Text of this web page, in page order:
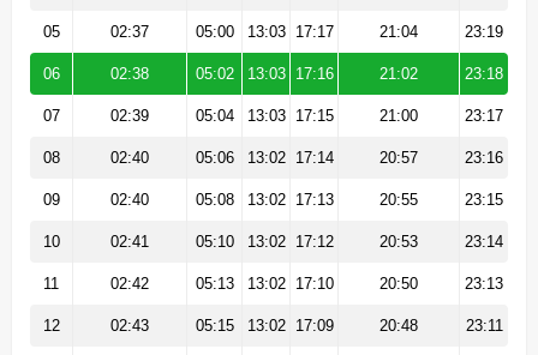
05 02:37 05:00 13:03 17:17 21:04 23:19
06 02:38 05:02 13:03 17:16 21:02 23:18
07 02:39 05:04 13:03 17:15 21:00 23:17
08 02:40 05:06 13:02 17:14 20:57 23:16
09 02:40 05:08 13:02 17:13 20:55 23:15
10 02:41 05:10 13:02 17:12 20:53 23:14
11 02:42 05:13 13:02 17:10 20:50 23:13
12 02:43 05:15 13:02 17:09 20:48 23:11